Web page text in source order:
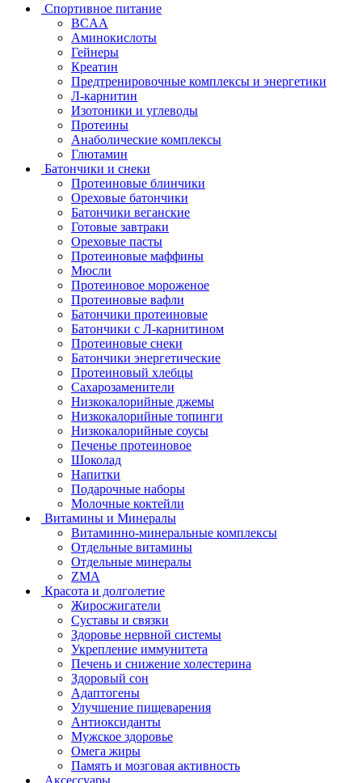
Спортивное питание
BCAA
Аминокислоты
Гейнеры
Креатин
Предтренировочные комплексы и энергетики
Л-карнитин
Изотоники и углеводы
Протеины
Анаболические комплексы
Глютамин
Батончики и снеки
Протеиновые блинчики
Ореховые батончики
Батончики веганские
Готовые завтраки
Ореховые пасты
Протеиновые маффины
Мюсли
Протеиновое мороженое
Протеиновые вафли
Батончики протеиновые
Батончики с Л-карнитином
Протеиновые снеки
Батончики энергетические
Протеиновый хлебцы
Сахарозаменители
Низкокалорийные джемы
Низкокалорийные топинги
Низкокалорийные соусы
Печенье протеиновое
Шоколад
Напитки
Подарочные наборы
Молочные коктейли
Витамины и Минералы
Витаминно-минеральные комплексы
Отдельные витамины
Отдельные минералы
ZMA
Красота и долголетие
Жиросжигатели
Суставы и связки
Здоровье нервной системы
Укрепление иммунитета
Печень и снижение холестерина
Здоровый сон
Адаптогены
Улучшение пищеварения
Антиоксиданты
Мужское здоровье
Омега жиры
Память и мозговая активность
Аксессуары